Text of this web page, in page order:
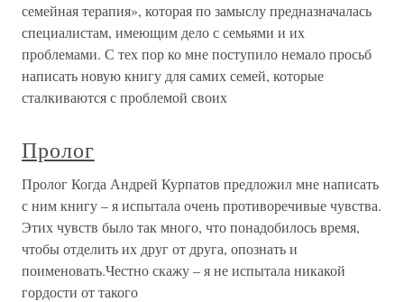
семейная терапия», которая по замыслу предназначалась
специалистам, имеющим дело с семьями и их
проблемами. С тех пор ко мне поступило немало просьб
написать новую книгу для самих семей, которые
сталкиваются с проблемой своих
Пролог
Пролог Когда Андрей Курпатов предложил мне написать
с ним книгу – я испытала очень противоречивые чувства.
Этих чувств было так много, что понадобилось время,
чтобы отделить их друг от друга, опознать и
поименовать.Честно скажу – я не испытала никакой
гордости от такого